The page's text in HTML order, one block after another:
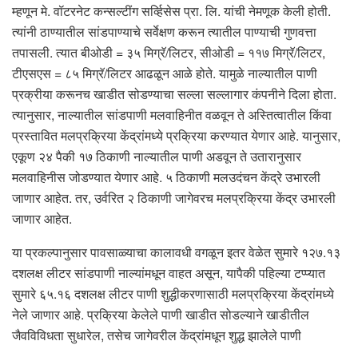
म्हणून मे. वॉटरनेट कन्सल्टींग सर्व्हिसेस प्रा. लि. यांची नेमणूक केली होती.
त्यांनी ठाण्यातील सांडपाण्याचे सर्वेक्षण करून त्यातील पाण्याची गुणवत्ता
तपासली. त्यात बीओडी = ३५ मिग्रॅ/लिटर, सीओडी = ११७ मिग्रॅ/लिटर,
टीएसएस = ८५ मिग्रॅ/लिटर आढळून आळे होते. यामुळे नाल्यातील पाणी
प्रक्रीया करूनच खाडीत सोडण्याचा सल्ला सल्लागार कंपनीने दिला होता.
त्यानुसार, नाल्यातील सांडपाणी मलवाहिनीत वळवून ते अस्तित्वातील किंवा
प्रस्तावित मलप्रक्रिया केंद्रांमध्ये प्रक्रिया करण्यात येणार आहे. यानुसार,
एकूण २४ पैकी १७ ठिकाणी नाल्यातील पाणी अडवून ते उतारानुसार
मलवाहिनीस जोडण्यात येणार आहे. ५ ठिकाणी मलउदंचन केंद्रे उभारली
जाणार आहेत. तर, उर्वरित २ ठिकाणी जागेवरच मलप्रक्रिया केंद्र उभारली
जाणार आहेत.
या प्रकल्पानुसार पावसाळ्याचा कालावधी वगळून इतर वेळेत सुमारे १२७.१३
दशलक्ष लीटर सांडपाणी नाल्यांमधून वाहत असून, यापैकी पहिल्या टप्प्यात
सुमारे ६५.१६ दशलक्ष लीटर पाणी शुद्धीकरणासाठी मलप्रक्रिया केंद्रांमध्ये
नेले जाणार आहे. प्रक्रिया केलेले पाणी खाडीत सोडल्याने खाडीतील
जैवविविधता सुधारेल, तसेच जागेवरील केंद्रांमधून शुद्ध झालेले पाणी